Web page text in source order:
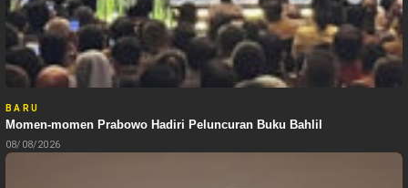
BARU
Momen-momen Prabowo Hadiri Peluncuran Buku Bahlil
08/08/2026